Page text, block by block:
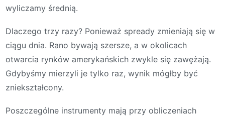
wyliczamy średnią.
Dlaczego trzy razy? Ponieważ spready zmieniają się w
ciągu dnia. Rano bywają szersze, a w okolicach
otwarcia rynków amerykańskich zwykle się zawężają.
Gdybyśmy mierzyli je tylko raz, wynik mógłby być
zniekształcony.
Poszczególne instrumenty mają przy obliczeniach